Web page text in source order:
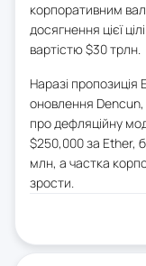
корпоративним
досягнення цієї
вартістю $30 трлн.
Наразі пропозиція
оновлення
про дефляційну
$250,000 за Ether,
млн, а частка
зрости.